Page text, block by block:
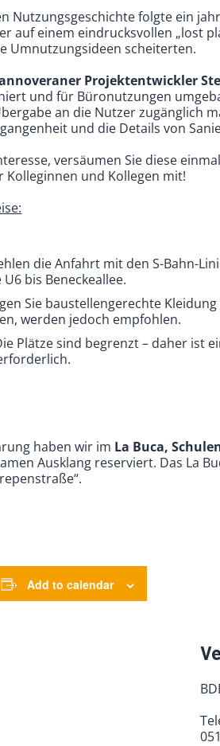
Nutzungsgeschichte folgte ein
auf einem eindrucksvollen „lost
Umnutzungsideen scheiterten.
Projektentwickler
und für Büronutzungen
an die Nutzer zugänglich
und die Details von
versäumen Sie diese
Kolleginnen und Kollegen mit!
die Anfahrt mit den S-Bahn-
bis Beneckeallee.
Sie baustellengerechte
werden jedoch empfohlen.
Plätze sind begrenzt – daher ist
haben wir im La Buca,
Ausklang reserviert. Das La
Add to calendar